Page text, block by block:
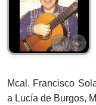
Mcal. Francisco
a Lucía de Burgos,